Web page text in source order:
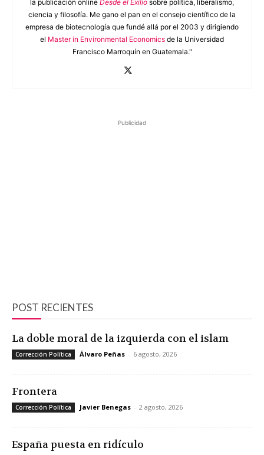
la publicación online Desde el Exilio sobre política, liberalismo,
ciencia y filosofía. Me gano el pan en el consejo científico de la
empresa de biotecnología que fundé allá por el 2003 y dirigiendo
el Master in Environmental Economics de la Universidad
Francisco Marroquín en Guatemala."
Publicidad
POST RECIENTES
La doble moral de la izquierda con el islam
Corrección Política Álvaro Peñas - 6 agosto, 2026
Frontera
Corrección Política Javier Benegas - 2 agosto, 2026
España puesta en ridículo